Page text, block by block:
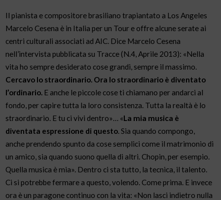
Il pianista e compositore brasiliano trapiantato a Los Angeles
Marcelo Cesena è in Italia per un Tour e offre alcune serate ai
centri culturali associati ad AIC. Dice Marcelo Cesena
nell’intervista pubblicata su Tracce (N.4, Aprile 2013): «Nella
vita ho sempre desiderato cose grandi, sempre il massimo.
Cercavo lo straordinario. Ora lo straordinario è diventato
l’ordinario. E anche le piccole cose ti chiamano per andarci al
fondo, per capire tutta la loro consistenza. Tutta la realtà è lo
straordinario. E tu ci vivi dentro»… «La mia musica è
diventata espressione di questo . Sia quando compongo,
anche prendendo spunto da cose semplici come il matrimonio di
un amico, sia quando suono quella di altri. Chopin, per esempio.
Quella musica è mia». Dentro ci sta tutto, la tecnica, il talento.
Ci si potrebbe fermare a questo, volendo. Come prima. E invece
ora è un paragone continuo con la vita: «Non lasci indietro nulla